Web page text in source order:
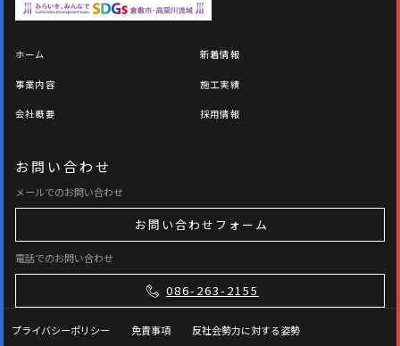
ホーム 新着情報
事業内容 施工実績
会社概要 採用情報
お問い合わせ
メールでのお問い合わせ
お問い合わせフォーム
電話でのお問い合わせ
086-263-2155
プライバシーポリシー 免責事項
反社会勢力に対する姿勢